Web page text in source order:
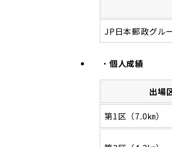
JP日本郵政グル
個人成績
出場
第1区（7.0㎞）